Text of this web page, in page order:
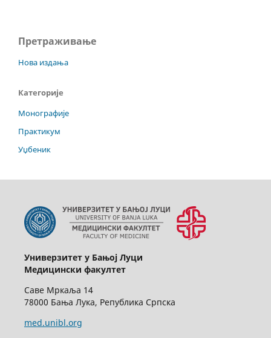
Претраживање
Нова издања
Категорије
Монографије
Практикум
Уџбеник
Универзитет у Бањој Луци
Медицински факултет
Саве Мркаља 14
78000 Бања Лука, Република Српска
med.unibl.org